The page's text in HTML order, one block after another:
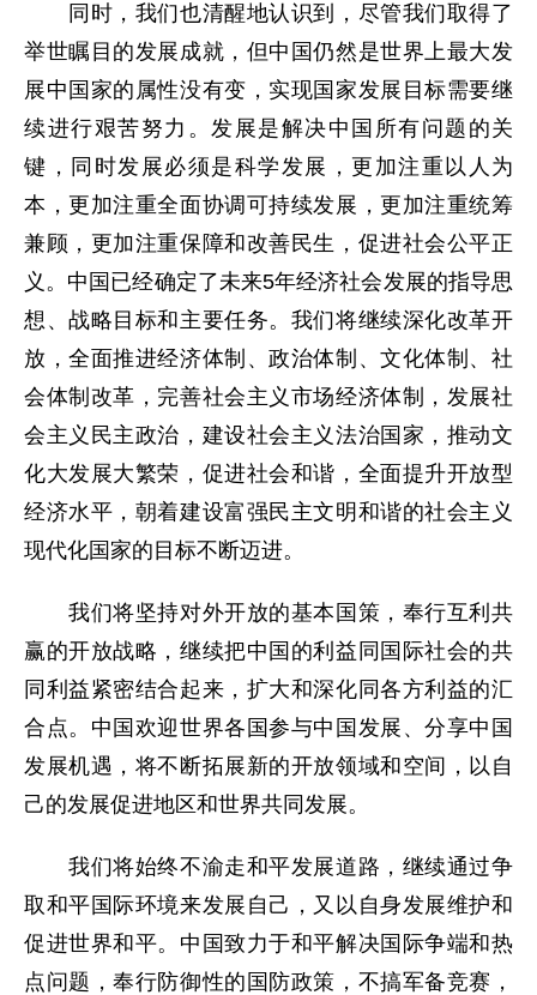
同时，我们也清醒地认识到，尽管我们取得了
举世瞩目的发展成就，但中国仍然是世界上最大发
展中国家的属性没有变，实现国家发展目标需要继
续进行艰苦努力。发展是解决中国所有问题的关
键，同时发展必须是科学发展，更加注重以人为
本，更加注重全面协调可持续发展，更加注重统筹
兼顾，更加注重保障和改善民生，促进社会公平正
义。中国已经确定了未来5年经济社会发展的指导思
想、战略目标和主要任务。我们将继续深化改革开
放，全面推进经济体制、政治体制、文化体制、社
会体制改革，完善社会主义市场经济体制，发展社
会主义民主政治，建设社会主义法治国家，推动文
化大发展大繁荣，促进社会和谐，全面提升开放型
经济水平，朝着建设富强民主文明和谐的社会主义
现代化国家的目标不断迈进。
我们将坚持对外开放的基本国策，奉行互利共
赢的开放战略，继续把中国的利益同国际社会的共
同利益紧密结合起来，扩大和深化同各方利益的汇
合点。中国欢迎世界各国参与中国发展、分享中国
发展机遇，将不断拓展新的开放领域和空间，以自
己的发展促进地区和世界共同发展。
我们将始终不渝走和平发展道路，继续通过争
取和平国际环境来发展自己，又以自身发展维护和
促进世界和平。中国致力于和平解决国际争端和热
点问题，奉行防御性的国防政策，不搞军备竞赛，